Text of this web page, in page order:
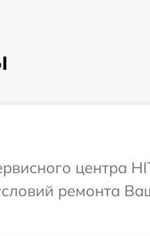
центра
ремонта